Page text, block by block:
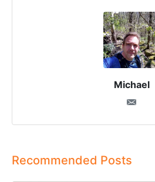
Michael
Recommended Posts